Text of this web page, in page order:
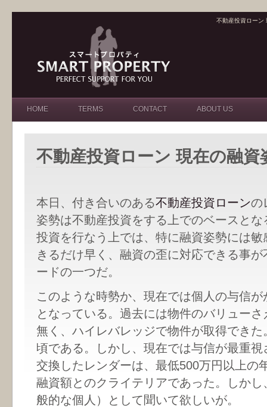
不動産投資ローン
HOME TERMS CONTACT ABOUT US
不動産投資ローン 現在の融資
本日、付き合いのある不動産投資ローンの
姿勢は不動産投資をする上でのベースと
投資を行なう上では、特に融資姿勢には
きるだけ早く、融資の歪に対応できる事
ードの一つだ。
このような時勢か、現在では個人の与信
となっている。過去には物件のバリュー
無く、ハイレバレッジで物件が取得でき
頃である。しかし、現在では与信が最重
交換したレンダーは、最低500万円以上の
融資額とのクライテリアであった。しか
般的な個人）として聞いて欲しいが。